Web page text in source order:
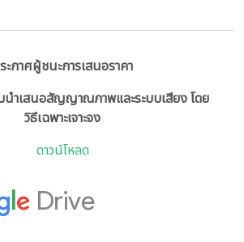
ะกาศผู้ชนะการเสนอราคา
นำเสนอสัญญาณภาพและระบบเสียง โดย
วิธีเฉพาะเจาะจง
ดาวน์โหลด